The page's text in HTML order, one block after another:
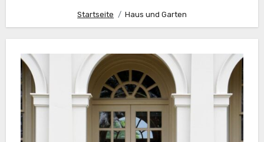
Startseite Haus und Garten